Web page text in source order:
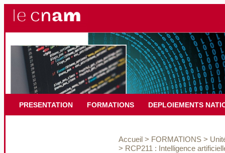
PRESENTATION FORMATIONS DEPLOIEMENTS
Accueil > FORMATIONS >
> RCP211 : Intelligence